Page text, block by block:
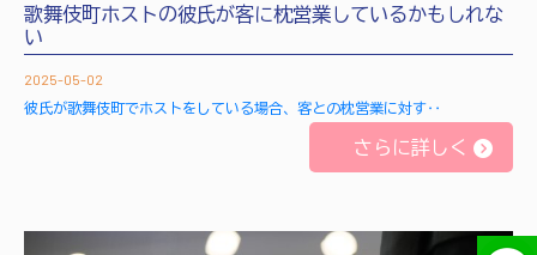
歌舞伎町ホストの彼氏が客に枕営業しているかもしれな
い
2025-05-02
彼氏が歌舞伎町でホストをしている場合、客との枕営業に対す‥
さらに詳しく